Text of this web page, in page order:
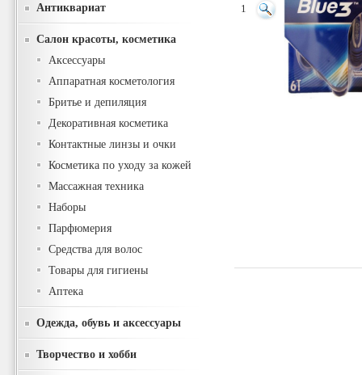
Антиквариат
Салон красоты, косметика
Аксессуары
Аппаратная косметология
Бритье и депиляция
Декоративная косметика
Контактные линзы и очки
Косметика по уходу за кожей
Массажная техника
Наборы
Парфюмерия
Средства для волос
Товары для гигиены
Аптека
Одежда, обувь и аксессуары
Творчество и хобби
1